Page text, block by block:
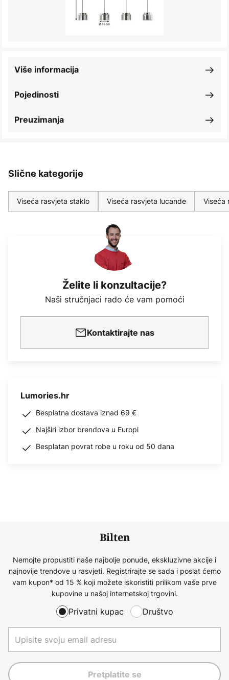
Pojedinosti
Više informacija
Preuzimanja
Slične kategorije
Viseća rasvjeta staklo Viseća rasvjeta lucande Viseća
Želite li konzultacije?
Naši stručnjaci rado će vam pomoći
Kontaktirajte nas
Lumories.hr
Besplatna dostava iznad 69 €
Najširi izbor brendova u Europi
Besplatan povrat robe u roku od 50 dana
Bilten
Nemojte propustiti naše najbolje ponude, ekskluzivne akcije i
najnovije trendove u rasvjeti. Registrirajte se sada i poslat ćemo
vam kupon* od 15 % koji možete iskoristiti prilikom vaše prve
kupovine u našoj internetskoj trgovini.
Privatni kupac Društvo
Pretplatite se